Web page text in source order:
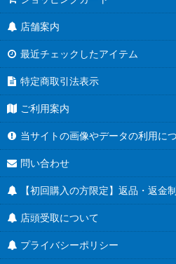
店舗案内
最近チェックしたアイテム
特定商取引法表示
ご利用案内
当サイトの画像やデータの利用に
問い合わせ
【初回購入の方限定】返品・返金
店頭受取について
プライバシーポリシー